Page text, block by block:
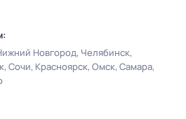
Новгород Челябинск
Сочи Красноярск Омск Самара